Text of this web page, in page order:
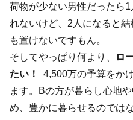
荷物が少ない男性だったら
れないけど、2人になると
も置けないですもん。
そしてやっぱり何より、
ロ
たい！4,500万の予算をか
ます。Bの方が暮らし心地
め、豊かに暮らせるのでは